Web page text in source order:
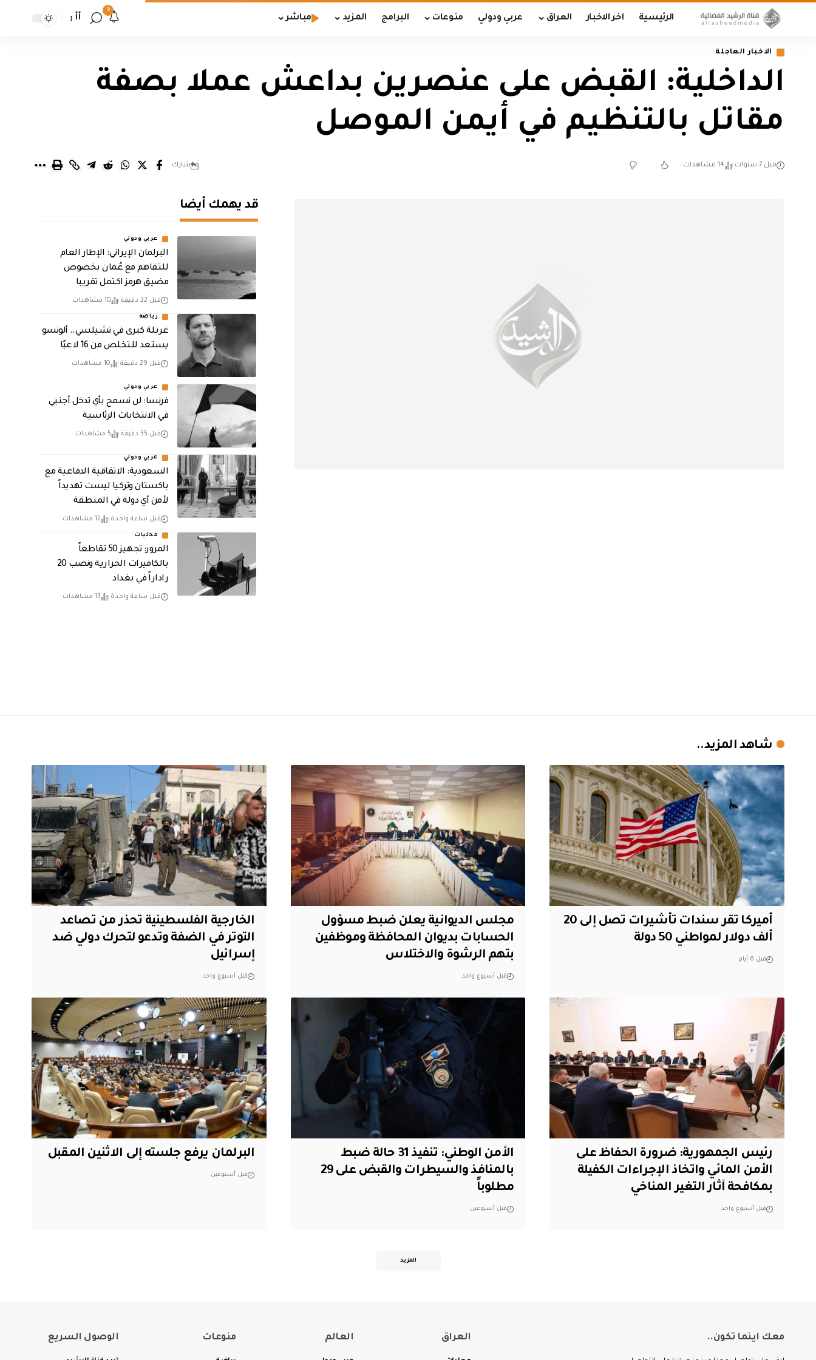
الرئيسية اخر الاخبار العراق عربي ودولي منوعات البرامج المزيد مباشر
9
أأ
الاخبار العاجلة
الداخلية: القبض على عنصرين بداعش عملا بصفة
مقاتل بالتنظيم في أيمن الموصل
قبل 7 سنوات 14 مشاهدات شارك
قد يهمك أيضا
عربي ودولي
البرلمان الإيراني: الإطار العام
للتفاهم مع عُمان بخصوص
مضيق هرمز اكتمل تقريبا
قبل 22 دقيقة 10 مشاهدات
رياضة
غربلة كبرى في تشيلسي.. ألونسو
يستعد للتخلص من 16 لاعبًا
قبل 29 دقيقة 10 مشاهدات
عربي ودولي
فرنسا: لن نسمح بأي تدخل أجنبي
في الانتخابات الرئاسية
قبل 35 دقيقة 5 مشاهدات
عربي ودولي
السعودية: الاتفاقية الدفاعية مع
باكستان وتركيا ليست تهديداً
لأمن أي دولة في المنطقة
قبل ساعة واحدة 12 مشاهدات
محليات
المرور: تجهيز 50 تقاطعاً
بالكاميرات الحرارية ونصب 20
راداراً في بغداد
قبل ساعة واحدة 13 مشاهدات
شاهد المزيد..
أميركا تقر سندات تأشيرات تصل إلى 20
ألف دولار لمواطني 50 دولة
قبل 6 أيام
مجلس الديوانية يعلن ضبط مسؤول
الحسابات بديوان المحافظة وموظفين
بتهم الرشوة والاختلاس
قبل أسبوع واحد
الخارجية الفلسطينية تحذر من تصاعد
التوتر في الضفة وتدعو لتحرك دولي ضد
إسرائيل
قبل أسبوع واحد
رئيس الجمهورية: ضرورة الحفاظ على
الأمن المائي واتخاذ الإجراءات الكفيلة
بمكافحة آثار التغير المناخي
قبل أسبوع واحد
الأمن الوطني: تنفيذ 31 حالة ضبط
بالمنافذ والسيطرات والقبض على 29
مطلوباً
قبل أسبوعين
البرلمان يرفع جلسته إلى الاثنين المقبل
قبل أسبوعين
المزيد
معك اينما تكون.. العراق العالم منوعات الوصول السريع